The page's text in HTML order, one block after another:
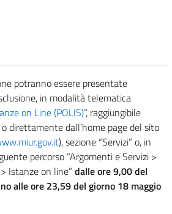
potranno essere presentate
in modalità telematica
on Line (POLIS)“, raggiungibile
o direttamente dall’home page del sito
), sezione “Servizi” o, in
percorso “Argomenti e Servizi >
Istanze on line” dalle ore 9,00 del
alle ore 23,59 del giorno 18 maggio